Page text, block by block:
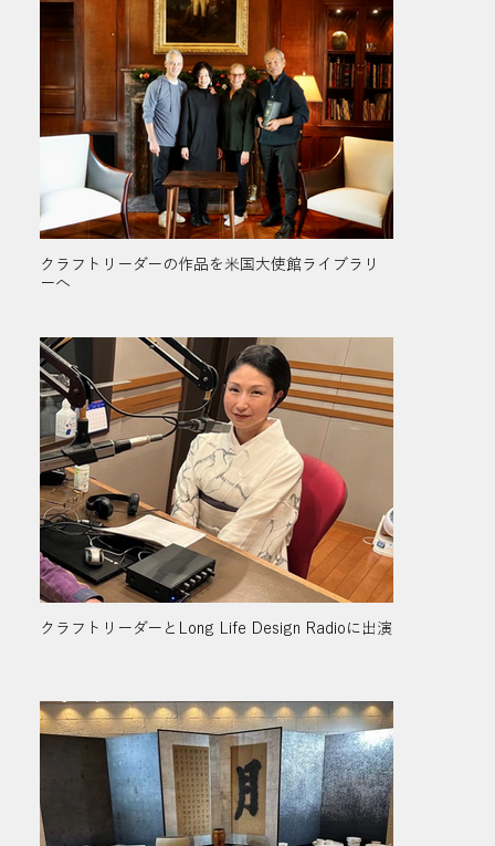
クラフトリーダーの作品を米国大使館ライブラリ
ーへ
クラフトリーダーとLong Life Design Radioに出演